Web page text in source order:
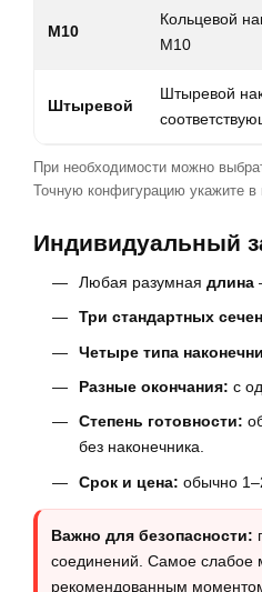
M10
Кольцевой
M10
Штыревой
Штыревой
При необходимости можно
Точную конфигурацию укажите
Индивидуальный
Любая разумная длина
Три стандартных
Четыре типа
Разные окончания: с
Степень готовности:
без наконечника.
Срок и цена: обычно
Важно для безопасности:
соединений. Самое слабое
рекомендованным